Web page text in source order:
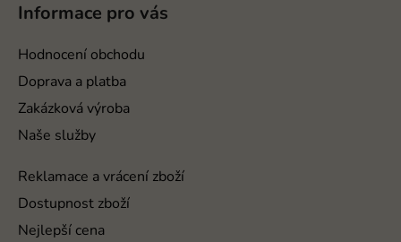
Informace pro vás
Hodnocení obchodu
Doprava a platba
Zakázková výroba
Naše služby
Reklamace a vrácení zboží
Dostupnost zboží
Nejlepší cena